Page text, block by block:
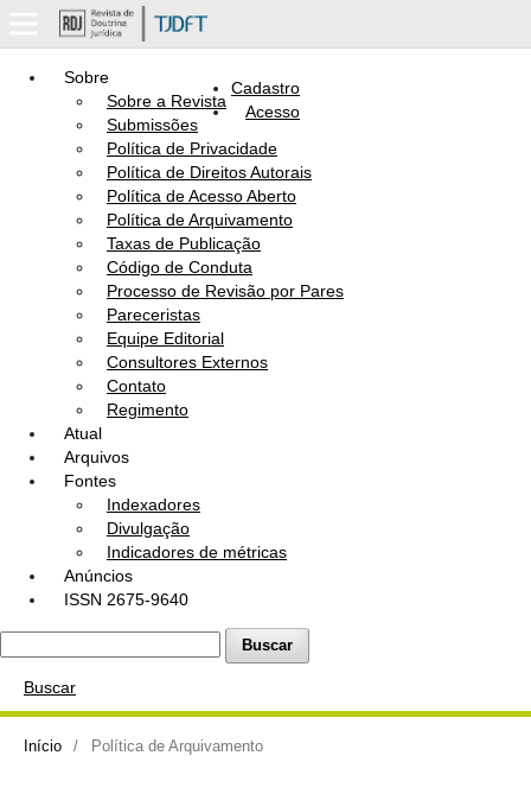
Sobre
Sobre a Revista
Submissões
Política de Privacidade
Política de Direitos Autorais
Política de Acesso Aberto
Política de Arquivamento
Taxas de Publicação
Código de Conduta
Processo de Revisão por Pares
Pareceristas
Equipe Editorial
Consultores Externos
Contato
Regimento
Atual
Arquivos
Fontes
Indexadores
Divulgação
Indicadores de métricas
Anúncios
ISSN 2675-9640
Buscar
Buscar
Cadastro
Acesso
Início / Política de Arquivamento